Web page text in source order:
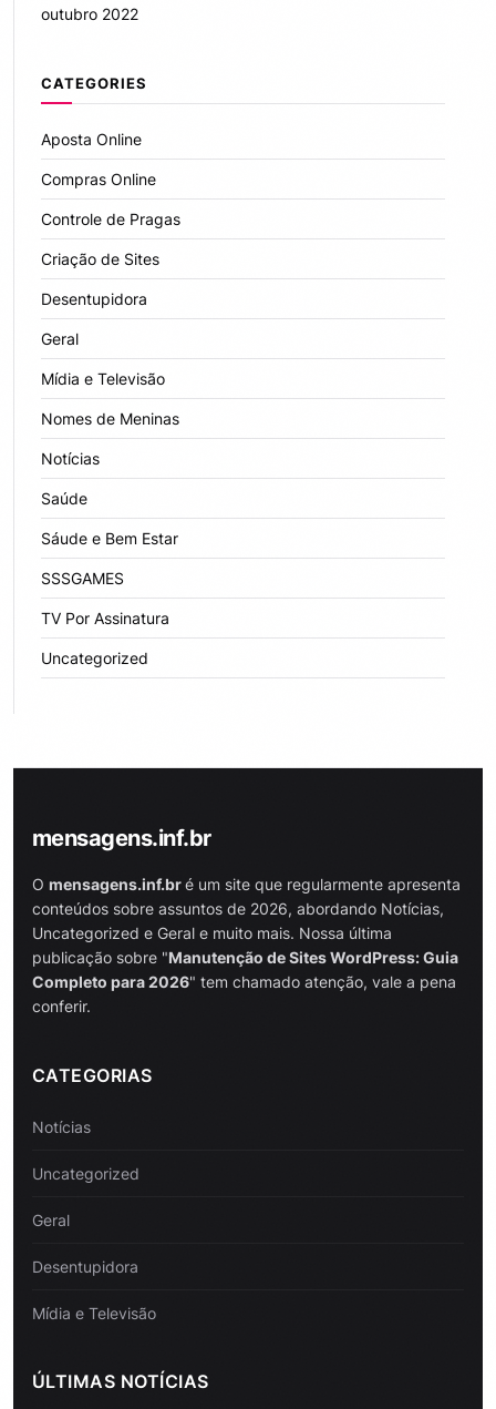
outubro 2022
CATEGORIES
Aposta Online
Compras Online
Controle de Pragas
Criação de Sites
Desentupidora
Geral
Mídia e Televisão
Nomes de Meninas
Notícias
Saúde
Sáude e Bem Estar
SSSGAMES
TV Por Assinatura
Uncategorized
mensagens.inf.br
O mensagens.inf.bré um site que regularmente apresenta
conteúdos sobre assuntos de 2026, abordando Notícias,
Uncategorized e Geral e muito mais. Nossa última
publicação sobre "Manutenção de Sites WordPress: Guia
Completo para 2026" tem chamado atenção, vale a pena
conferir.
CATEGORIAS
Notícias
Uncategorized
Geral
Desentupidora
Mídia e Televisão
ÚLTIMAS NOTÍCIAS